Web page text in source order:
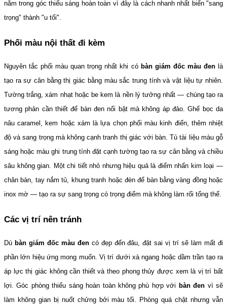
nằm trong góc thiếu sáng hoàn toàn vì đây là cách nhanh nhất biến "sang
trọng" thành "u tối".
Phối màu nội thất đi kèm
Nguyên tắc phối màu quan trọng nhất khi có bàn giám đốc màu đen là
tạo ra sự cân bằng thị giác bằng màu sắc trung tính và vật liệu tự nhiên.
Tường trắng, xám nhạt hoặc be kem là nền lý tưởng nhất — chúng tạo ra
tương phản cần thiết để bàn đen nổi bật mà không áp đảo. Ghế bọc da
nâu caramel, kem hoặc xám là lựa chọn phối màu kinh điển, thêm nhiệt
độ và sang trọng mà không cạnh tranh thị giác với bàn. Tủ tài liệu màu gỗ
sáng hoặc màu ghi trung tính đặt cạnh tường tạo ra sự cân bằng và chiều
sâu không gian. Một chi tiết nhỏ nhưng hiệu quả là điểm nhấn kim loại —
chân bàn, tay nắm tủ, khung tranh hoặc đèn để bàn bằng vàng đồng hoặc
inox mờ — tạo ra sự sang trọng có trọng điểm mà không làm rối tổng thể.
Các vị trí nên tránh
Dù bàn giám đốc màu đen có đẹp đến đâu, đặt sai vị trí sẽ làm mất đi
phần lớn hiệu ứng mong muốn. Vị trí dưới xà ngang hoặc dầm trần tạo ra
áp lực thị giác không cần thiết và theo phong thủy được xem là vị trí bất
lợi. Góc phòng thiếu sáng hoàn toàn không phù hợp với bàn đen vì sẽ
làm không gian bị nuốt chửng bởi màu tối. Phòng quá chật nhưng vẫn